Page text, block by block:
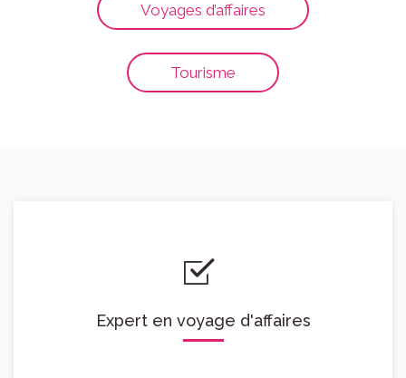
Voyages d’affaires
Tourisme
Expert en voyage d'affaires